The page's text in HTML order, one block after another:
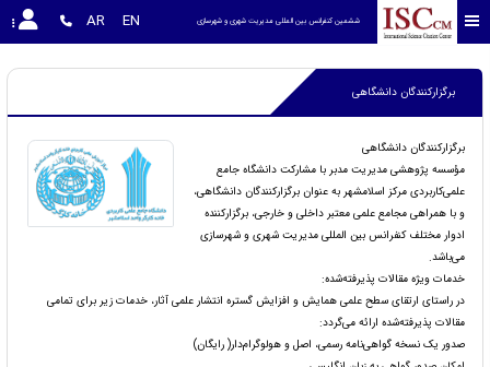
ششمین کنفرانس بین المللی مدیریت شهری و شهرسازی EN
AR
برگزارکنندگان دانشگاهی
برگزارکنندگان دانشگاهی
مؤسسه پژوهشی مدیریت مدبر با مشارکت دانشگاه جامع
علمی‌کاربردی مرکز اسلامشهر به عنوان برگزارکنندگان دانشگاهی،
و با همراهی مجامع علمی معتبر داخلی و خارجی، برگزارکننده
ادوار مختلف کنفرانس بین المللی مدیریت شهری و شهرسازی
می‌باشد.
خدمات ویژه مقالات پذیرفته‌شده:
در راستای ارتقای سطح علمی همایش و افزایش گستره انتشار علمی آثار، خدمات زیر برای تمامی
مقالات پذیرفته‌شده ارائه می‌گردد:
صدور یک نسخه گواهی‌نامه رسمی، اصل و هولوگرام‌دار( رایگان)